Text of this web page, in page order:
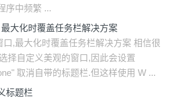
序中频繁 ...
大化时覆盖任务栏解决方案
口,最大化时覆盖任务栏解决方案 相信很
择自定义美观的窗口,因此会设置
取消自带的标题栏.但这样使用 W ...
标题栏